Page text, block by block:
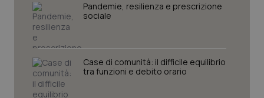
Pandemie, resilienza e prescrizione
sociale
Case di comunità: il difficile equilibrio
tra funzioni e debito orario